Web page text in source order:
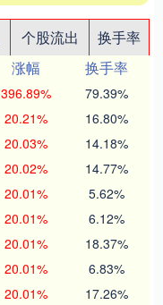
个股流出
换手率
涨幅
换手率
396.89% 79.39%
20.21% 16.80%
20.03% 14.18%
20.02% 14.77%
20.01% 5.62%
20.01% 6.12%
20.01% 18.37%
20.01% 6.83%
20.01% 17.26%